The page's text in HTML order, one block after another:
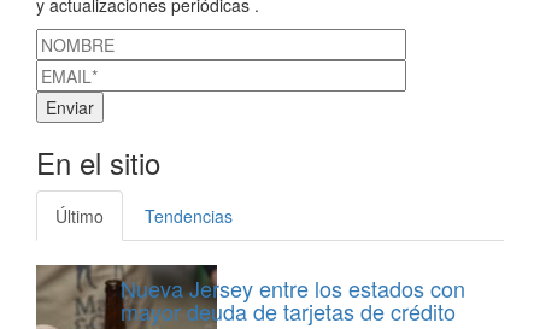
y actualizaciones periódicas .
En el sitio
Último Tendencias
Nueva Jersey entre los estados con
mayor deuda de tarjetas de crédito